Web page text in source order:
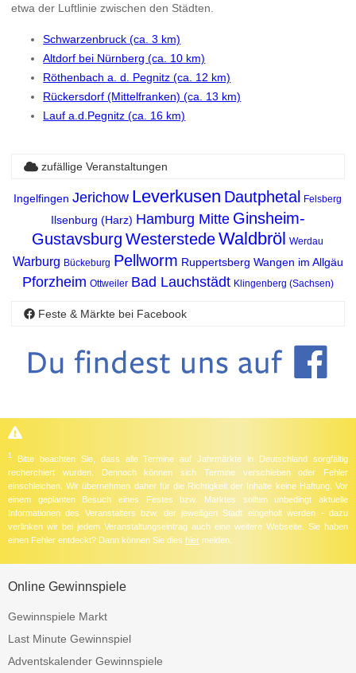
etwa der Luftlinie zwischen den Städten.
Schwarzenbruck (ca. 3 km)
Altdorf bei Nürnberg (ca. 10 km)
Röthenbach a. d. Pegnitz (ca. 12 km)
Rückersdorf (Mittelfranken) (ca. 13 km)
Lauf a.d.Pegnitz (ca. 16 km)
zufällige Veranstaltungen
Ingelfingen Jerichow Leverkusen Dautphetal Felsberg
Ilsenburg (Harz) Hamburg Mitte Ginsheim-
Gustavsburg Westerstede Waldbröl Werdau
Warburg Bückeburg Pellworm Ruppertsberg Wangen im Allgäu
Pforzheim Ottweiler Bad Lauchstädt Klingenberg (Sachsen)
Feste & Märkte bei Facebook
1
Bitte beachten Sie, dass alle Termine auf Jahrmärkte in Deutschland sorgfältig
recherchiert wurden. Dennoch können sich Termine verschieben oder Fehler
einschleichen. Wir übernehmen daher für die Richtigkeit der Inhalte keine Haftung. Vor
einem geplanten Besuch eines Festes bzw. Marktes sollten unbedingt aktuelle
Informationen des Veranstalters bzw. der jeweiligen Stadt eingeholt werden - dazu
verlinken wir bei jedem Veranstaltungseintrag auch eine weitere Webseite. Sie haben
einen Fehler entdeckt? Dann können Sie dies hier melden.
Online Gewinnspiele
Gewinnspiele Markt
Last Minute Gewinnspiel
Adventskalender Gewinnspiele